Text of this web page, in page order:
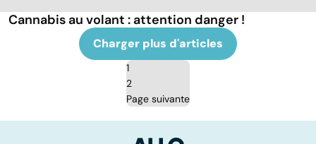
Cannabis au volant : attention danger !
Charger plus d'articles
1
2
Page suivante